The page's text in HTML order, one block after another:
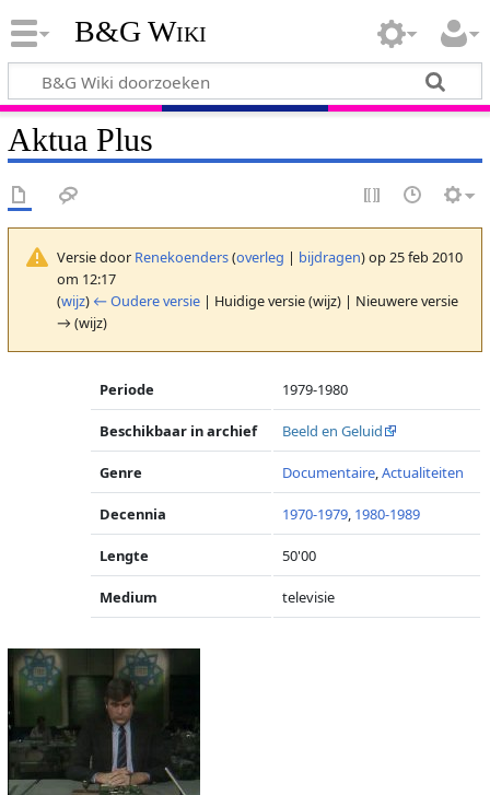
B&G Wiki
Aktua Plus
Versie door Renekoenders(overleg | bijdragen)op 25 feb 2010
om 12:17
(wijz) ← Oudere versie| Huidige versie (wijz) | Nieuwere versie
→ (wijz)
Periode 1979-1980
Beschikbaar in archief Beeld en Geluid
Genre Documentaire,Actualiteiten
Decennia 1970-1979, 1980-1989
Lengte 50'00
Medium televisie